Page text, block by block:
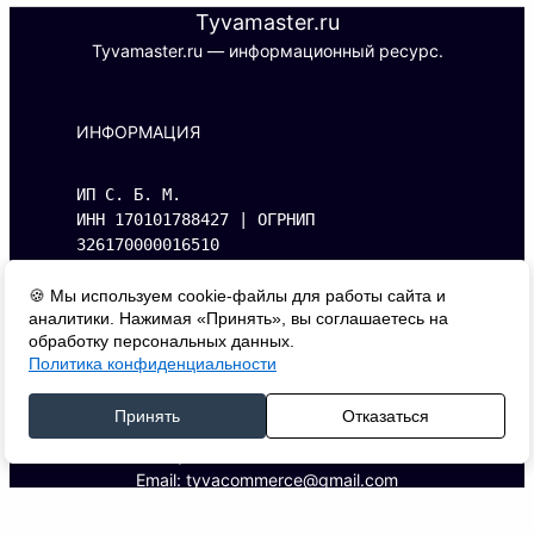
Tyvamaster.ru
Tyvamaster.ru — информационный ресурс.
🍪 Мы используем cookie-файлы для работы сайта и
аналитики. Нажимая «Принять», вы соглашаетесь на
обработку персональных данных.
Политика конфиденциальности
Принять Отказаться
ИНФОРМАЦИЯ
ИП С. Б. М.
ИНН 170101788427 | ОГРНИП
326170000016510
д.14, кв. 1.
КОНТАКТЫ
Email: tyvacommerce@gmail.com